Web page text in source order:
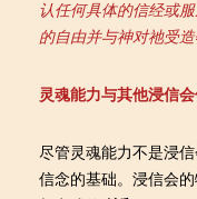
认任何具体的信经或
的自由并与神对祂受造
灵魂能力与其他浸信
尽管灵魂能力不是浸
信念的基础。浸信会